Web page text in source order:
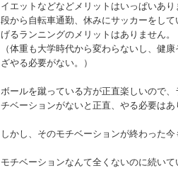
イエットなどなどメリットはいっぱいあ
段から自転車通勤、休みにサッカーをし
げるランニングのメリットはありません。
（体重も大学時代から変わらないし、健
ざやる必要がない。）
ボールを蹴っている方が正直楽しいので
チベーションがないと正直、やる必要はあ
しかし、そのモチベーションが終わった今
モチベーションなんて全くないのに続いて